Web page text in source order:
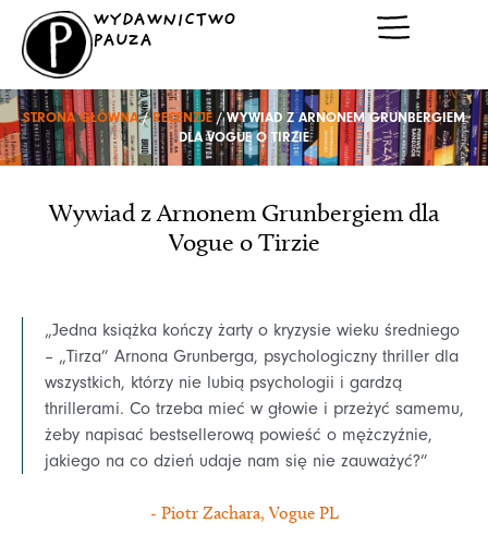
Przejdź
treści
WYDAWNICTWO
PAUZA
STRONA GŁÓWNA/RECENZJE / WYWIAD Z ARNONEM GRUNBERGIEM
DLA VOGUE O TIRZIE
Wywiad z Arnonem Grunbergiem dla
Vogue o Tirzie
„Jedna książka kończy żarty o kryzysie wieku średniego
– „Tirza” Arnona Grunberga, psychologiczny thriller dla
wszystkich, którzy nie lubią psychologii i gardzą
thrillerami. Co trzeba mieć w głowie i przeżyć samemu,
żeby napisać bestsellerową powieść o mężczyźnie,
jakiego na co dzień udaje nam się nie zauważyć?”
- Piotr Zachara, Vogue PL